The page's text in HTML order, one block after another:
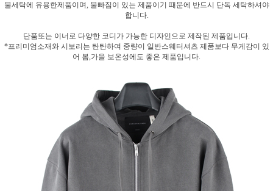
물세탁에 유용한제품이며, 물빠짐이 있는 제품이기 때문에 반드시 단독 세탁하셔야
합니다.
단품또는 이너로 다양한 코디가 가능한 디자인으로 제작된 제품입니다.
*프리미엄소재와 시보리는 탄탄하여 중량이 일반스웨터셔츠 제품보다 무게감이 있
어 봄,가을 보온성에도 좋은 제품입니다.